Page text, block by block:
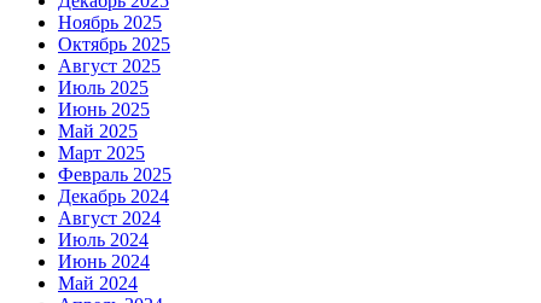
Ноябрь 2025
Октябрь 2025
Август 2025
Июль 2025
Июнь 2025
Май 2025
Март 2025
Февраль 2025
Декабрь 2024
Август 2024
Июль 2024
Июнь 2024
Май 2024